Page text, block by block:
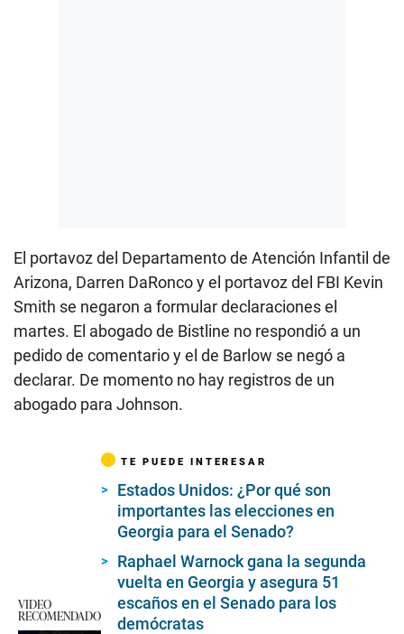
El portavoz del Departamento de Atención Infantil de
Arizona, Darren DaRonco y el portavoz del FBI Kevin
Smith se negaron a formular declaraciones el
martes. El abogado de Bistline no respondió a un
pedido de comentario y el de Barlow se negó a
declarar. De momento no hay registros de un
abogado para Johnson.
VIDEO
RECOMENDADO
TE PUEDE INTERESAR
Estados Unidos: ¿Por qué son
importantes las elecciones en
Georgia para el Senado?
Raphael Warnock gana la segunda
vuelta en Georgia y asegura 51
escaños en el Senado para los
demócratas